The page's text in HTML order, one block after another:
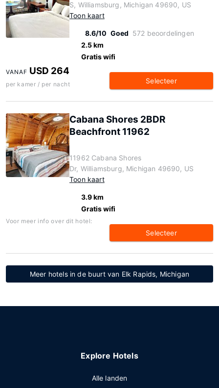
S, Williamsburg, Michigan 49690, US
Toon kaart
8.6/10 Goed 572 beoordelingen
2.5 km
Gratis wifi
VANAF USD 264
per kamer / per nacht Selecteer
Cabana Shores 2BDR
Beachfront 11962
11962 Cabana Shores
Dr, Williamsburg, Michigan 49690, US
Toon kaart
3.9 km
Gratis wifi
Voor meer info over dit hotel:
Selecteer
Meer hotels in de buurt van Elk Rapids, Michigan
Explore Hotels
Alle landen